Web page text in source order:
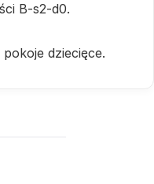
B-s2-d0.
dziecięce.